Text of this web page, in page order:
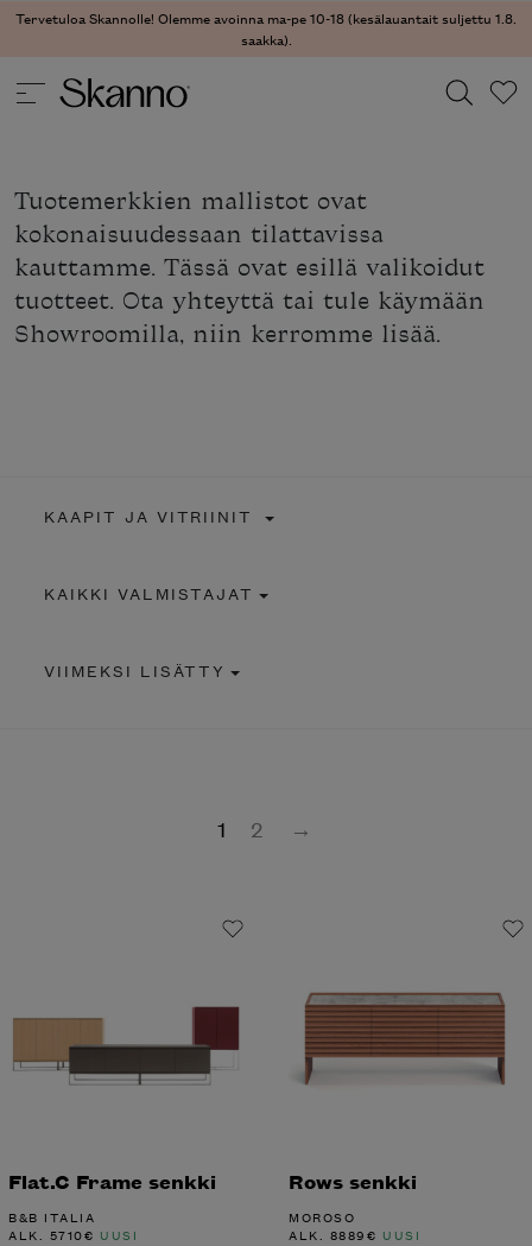
Tervetuloa Skannolle! Olemme avoinna ma-pe 10-18 (kesälauantait suljettu 1.8.
saakka).
Type 2 or more characters for results.
Tuotemerkkien mallistot ovat
kokonaisuudessaan tilattavissa
kauttamme. Tässä ovat esillä valikoidut
tuotteet. Ota yhteyttä tai tule käymään
Showroomilla, niin kerromme lisää.
KAAPIT JA VITRIINIT
KAIKKI VALMISTAJAT
VIIMEKSI LISÄTTY
1 2 →
Flat.C Frame senkki
B&B ITALIA
ALK. 5710€ UUSI
Rows senkki
MOROSO
ALK. 8889€ UUSI